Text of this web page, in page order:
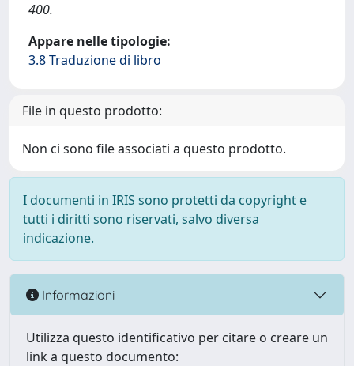
400.
Appare nelle tipologie:
3.8 Traduzione di libro
File in questo prodotto:
Non ci sono file associati a questo prodotto.
I documenti in IRIS sono protetti da copyright e
tutti i diritti sono riservati, salvo diversa
indicazione.
Informazioni
Utilizza questo identificativo per citare o creare un
link a questo documento: